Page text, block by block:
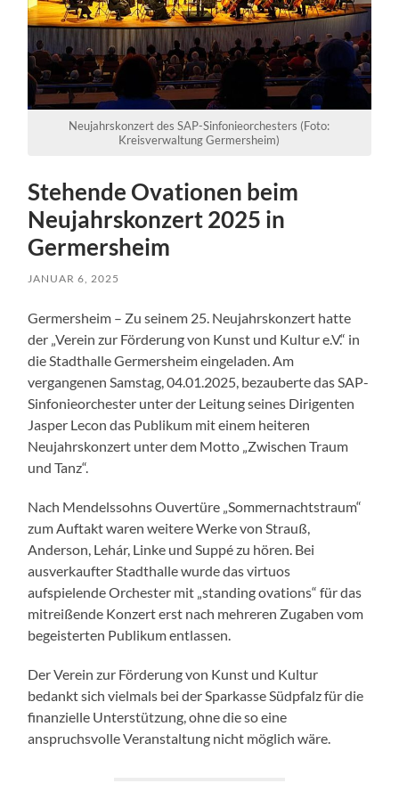
Neujahrskonzert des SAP-Sinfonieorchesters (Foto:
Kreisverwaltung Germersheim)
Stehende Ovationen beim
Neujahrskonzert 2025 in
Germersheim
JANUAR 6, 2025
Germersheim – Zu seinem 25. Neujahrskonzert hatte
der „Verein zur Förderung von Kunst und Kultur e.V.“ in
die Stadthalle Germersheim eingeladen. Am
vergangenen Samstag, 04.01.2025, bezauberte das SAP-
Sinfonieorchester unter der Leitung seines Dirigenten
Jasper Lecon das Publikum mit einem heiteren
Neujahrskonzert unter dem Motto „Zwischen Traum
und Tanz“.
Nach Mendelssohns Ouvertüre „Sommernachtstraum“
zum Auftakt waren weitere Werke von Strauß,
Anderson, Lehár, Linke und Suppé zu hören. Bei
ausverkaufter Stadthalle wurde das virtuos
aufspielende Orchester mit „standing ovations“ für das
mitreißende Konzert erst nach mehreren Zugaben vom
begeisterten Publikum entlassen.
Der Verein zur Förderung von Kunst und Kultur
bedankt sich vielmals bei der Sparkasse Südpfalz für die
finanzielle Unterstützung, ohne die so eine
anspruchsvolle Veranstaltung nicht möglich wäre.